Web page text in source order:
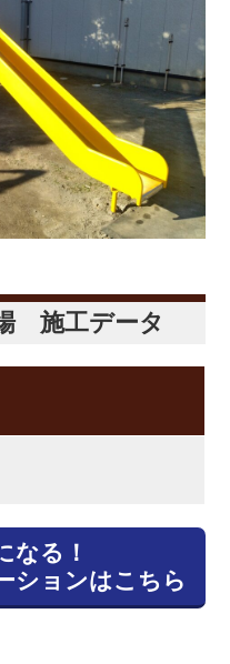
施工データ
なる！
ションはこちら